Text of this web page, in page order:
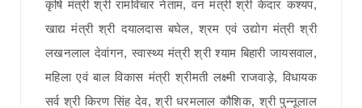
कृषि मंत्री श्री रामविचार नेताम, वन मंत्री श्री केदार कश्यप,
खाद्य मंत्री श्री दयालदास बघेल, श्रम एवं उद्योग मंत्री श्री
लखनलाल देवांगन, स्वास्थ्य मंत्री श्री श्याम बिहारी जायसवाल,
महिला एवं बाल विकास मंत्री श्रीमती लक्ष्मी राजवाड़े, विधायक
सर्व श्री किरण सिंह देव, श्री धरमलाल कौशिक, श्री पुन्नूलाल